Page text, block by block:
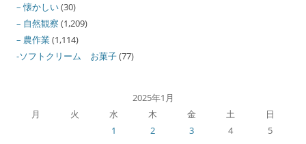
– 懐かしい(30)
– 自然観察 (1,209)
– 農作業(1,114)
-ソフトクリーム お菓子(77)
2025年1月
月
火 水 木 金 土
日
1
2 3 4
5